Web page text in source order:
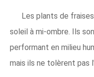
Les plants de
soleil à mi-ombre. Ils
performant en milieu
mais ils ne tolèrent pas